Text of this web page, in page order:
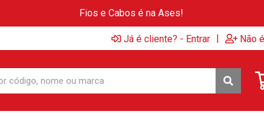
Fios e Cabos é na Ases!
Já é cliente? - Entrar | Não